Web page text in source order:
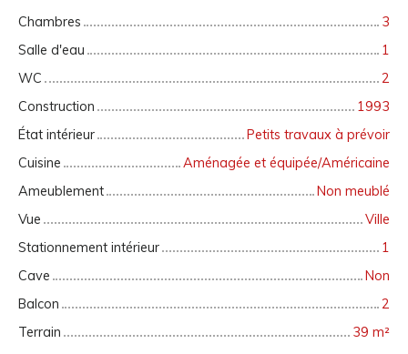
Chambres
3
Salle d'eau
1
WC
2
Construction
1993
État intérieur
Petits travaux à prévoir
Cuisine
Aménagée et équipée/Américaine
Ameublement
Non meublé
Vue
Ville
Stationnement intérieur
1
Cave
Non
Balcon
2
Terrain
39 m²